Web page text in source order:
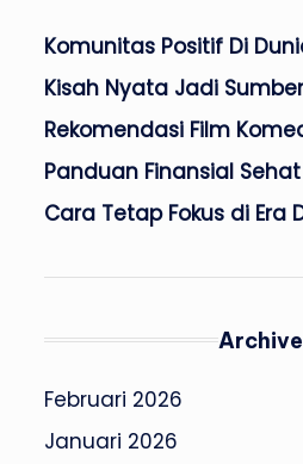
Komunitas Positif Di
Kisah Nyata Jadi
Rekomendasi Film
Panduan Finansial
Cara Tetap Fokus di Era
Februari 2026
Januari 2026